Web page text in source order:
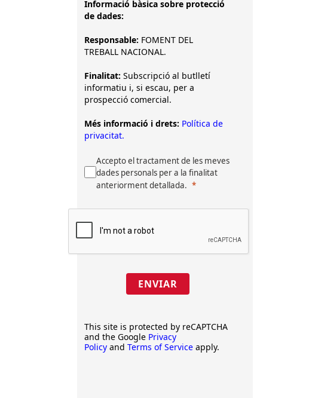
Informació bàsica sobre protecció
de dades:
Responsable: FOMENT DEL
TREBALL NACIONAL.
Finalitat: Subscripció al butlletí
informatiu i, si escau, per a
prospecció comercial.
Més informació i drets: Política de
privacitat.
Accepto el tractament de les meves
dades personals per a la finalitat
anteriorment detallada.
ENVIAR
This site is protected by reCAPTCHA
and the Google Privacy
Policy and Terms of Service apply.